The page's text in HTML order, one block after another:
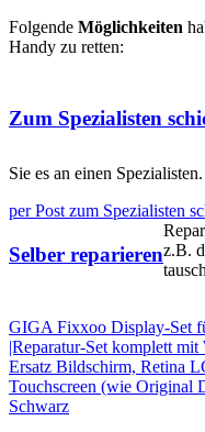
Folgende Möglichkeiten
Handy zu retten:
Zum Spezialisten
Sie es an einen Spezialisten.
per Post zum Spezialisten
Selber reparierenz.B.
GIGA Fixxoo Display-Set
|Reparatur-Set komplett
Ersatz Bildschirm, Retina
Touchscreen (wie Original
Schwarz